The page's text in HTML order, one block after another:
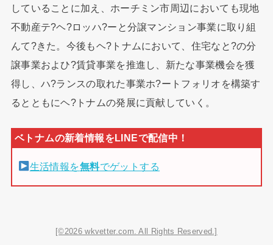
していることに加え、ホーチミン市周辺においても現地
不動産テ?ヘ?ロッハ?ーと分譲マンション事業に取り組
んて?きた。今後もヘ?トナムにおいて、住宅なと?の分
譲事業およひ?賃貸事業を推進し、新たな事業機会を獲
得し、ハ?ランスの取れた事業ホ?ートフォリオを構築す
るとともにヘ?トナムの発展に貢献していく。
生活情報を無料でゲットする
[©2026 wkvetter.com. All Rights Reserved.]